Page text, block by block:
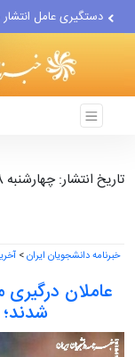
دستگیری عامل
ضربه مغزی بیش از ۷۰۰ نظامی...
تاریخ انتشار: چهارشنبه 1404/05/08 - 20:18
خبرنامه دانشجویان ایران>
عاملان درگیری